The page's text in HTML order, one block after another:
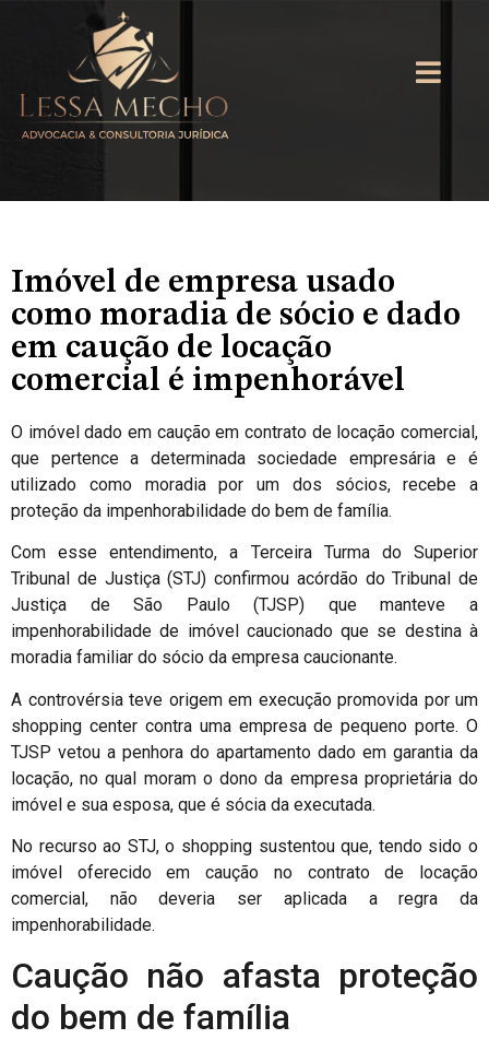
Imóvel de empresa usado
como moradia de sócio e dado
em caução de locação
comercial é impenhorável
O imóvel dado em caução em contrato de locação comercial,
que pertence a determinada sociedade empresária e é
utilizado como moradia por um dos sócios, recebe a
proteção da impenhorabilidade do bem de família.
Com esse entendimento, a Terceira Turma do Superior
Tribunal de Justiça (STJ) confirmou acórdão do Tribunal de
Justiça de São Paulo (TJSP) que manteve a
impenhorabilidade de imóvel caucionado que se destina à
moradia familiar do sócio da empresa caucionante.
A controvérsia teve origem em execução promovida por um
shopping center contra uma empresa de pequeno porte. O
TJSP vetou a penhora do apartamento dado em garantia da
locação, no qual moram o dono da empresa proprietária do
imóvel e sua esposa, que é sócia da executada.
No recurso ao STJ, o shopping sustentou que, tendo sido o
imóvel oferecido em caução no contrato de locação
comercial, não deveria ser aplicada a regra da
impenhorabilidade.
Caução não afasta proteção
do bem de família